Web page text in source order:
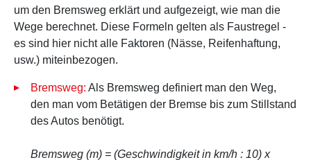
um den Bremsweg erklärt und aufgezeigt, wie man die
Wege berechnet. Diese Formeln gelten als Faustregel -
es sind hier nicht alle Faktoren (Nässe, Reifenhaftung,
usw.) miteinbezogen.
Bremsweg: Als Bremsweg definiert man den Weg,
den man vom Betätigen der Bremse bis zum Stillstand
des Autos benötigt.
Bremsweg (m) = (Geschwindigkeit in km/h : 10) x